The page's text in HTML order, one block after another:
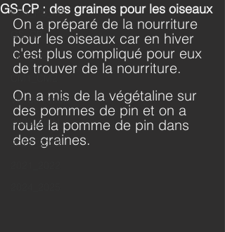
PPS_PS_MS
GS_CP
CE1_CE2
CM1_CM2
Vie de l'école
2023_2024
2022_2023
GS-CP : des graines pour les oiseaux
On a préparé de la nourriture
pour les oiseaux car en hiver
c'est plus compliqué pour eux
de trouver de la nourriture.
On a mis de la végétaline sur
des pommes de pin et on a
roulé la pomme de pin dans
des graines.